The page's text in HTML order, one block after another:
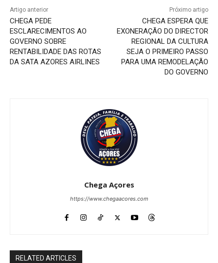
Artigo anterior
CHEGA PEDE
ESCLARECIMENTOS AO
GOVERNO SOBRE
RENTABILIDADE DAS ROTAS
DA SATA AZORES AIRLINES
Próximo artigo
CHEGA ESPERA QUE
EXONERAÇÃO DO DIRECTOR
REGIONAL DA CULTURA
SEJA O PRIMEIRO PASSO
PARA UMA REMODELAÇÃO
DO GOVERNO
Chega Açores
https://www.chegaacores.com
RELATED ARTICLES